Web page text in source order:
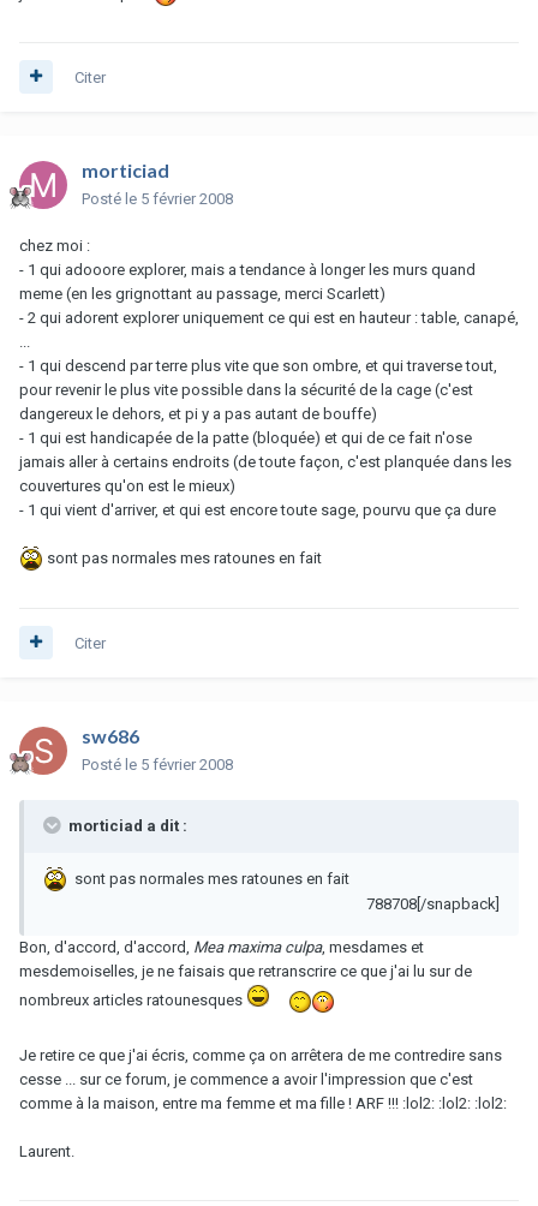
Citer
morticiad
Posté le 5 février 2008
chez moi :
- 1 qui adooore explorer, mais a tendance à longer les murs quand
meme (en les grignottant au passage, merci Scarlett)
- 2 qui adorent explorer uniquement ce qui est en hauteur : table, canapé,
- 1 qui descend par terre plus vite que son ombre, et qui traverse tout,
pour revenir le plus vite possible dans la sécurité de la cage (c'est
dangereux le dehors, et pi y a pas autant de bouffe)
- 1 qui est handicapée de la patte (bloquée) et qui de ce fait n'ose
jamais aller à certains endroits (de toute façon, c'est planquée dans les
couvertures qu'on est le mieux)
- 1 qui vient d'arriver, et qui est encore toute sage, pourvu que ça dure
sont pas normales mes ratounes en fait
Citer
sw686
Posté le 5 février 2008
morticiad a dit :
sont pas normales mes ratounes en fait
788708[/snapback]
Bon, d'accord, d'accord, Mea maxima culpa, mesdames et
mesdemoiselles, je ne faisais que retranscrire ce que j'ai lu sur de
nombreux articles ratounesques
Je retire ce que j'ai écris, comme ça on arrêtera de me contredire sans
cesse ... sur ce forum, je commence a avoir l'impression que c'est
comme à la maison, entre ma femme et ma fille ! ARF !!! :lol2: :lol2: :lol2:
Laurent.